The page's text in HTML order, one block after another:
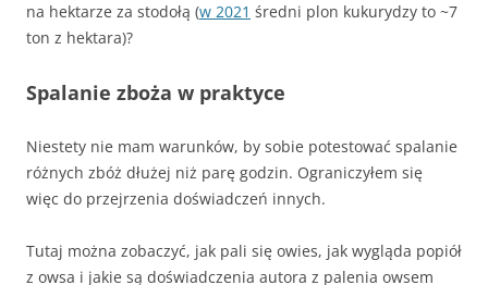
na hektarze za stodołą (w 2021 średni plon kukurydzy to ~7
ton z hektara)?
Spalanie zboża w praktyce
Niestety nie mam warunków, by sobie potestować spalanie
różnych zbóż dłużej niż parę godzin. Ograniczyłem się
więc do przejrzenia doświadczeń innych.
Tutaj można zobaczyć, jak pali się owies, jak wygląda popiół
z owsa i jakie są doświadczenia autora z palenia owsem